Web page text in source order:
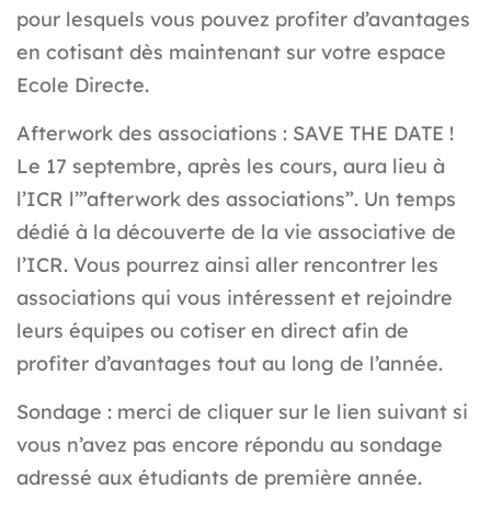
pour lesquels vous pouvez profiter d’avantages
en cotisant dès maintenant sur votre espace
Ecole Directe.
Afterwork des associations : SAVE THE DATE !
Le 17 septembre, après les cours, aura lieu à
l’ICR l’”afterwork des associations”. Un temps
dédié à la découverte de la vie associative de
l’ICR. Vous pourrez ainsi aller rencontrer les
associations qui vous intéressent et rejoindre
leurs équipes ou cotiser en direct afin de
profiter d’avantages tout au long de l’année.
Sondage : merci de cliquer sur le lien suivant si
vous n’avez pas encore répondu au sondage
adressé aux étudiants de première année.